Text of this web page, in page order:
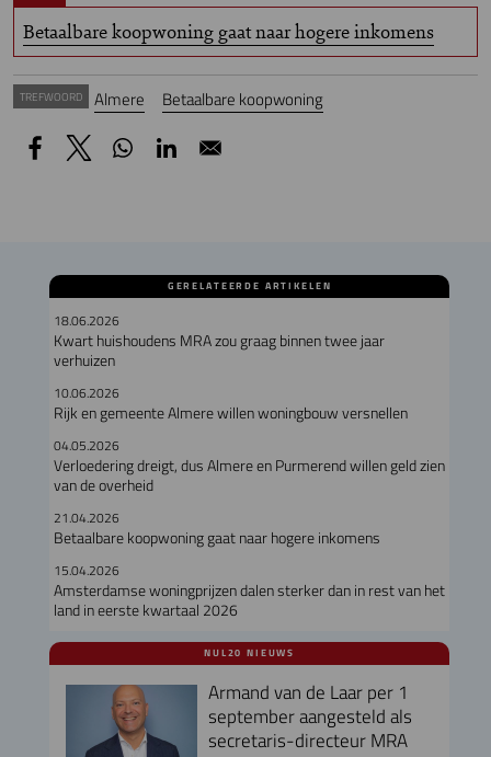
Betaalbare koopwoning gaat naar hogere inkomens
TREFWOORD Almere Betaalbare koopwoning
GERELATEERDE ARTIKELEN
18.06.2026
Kwart huishoudens MRA zou graag binnen twee jaar
verhuizen
10.06.2026
Rijk en gemeente Almere willen woningbouw versnellen
04.05.2026
Verloedering dreigt, dus Almere en Purmerend willen geld zien
van de overheid
21.04.2026
Betaalbare koopwoning gaat naar hogere inkomens
15.04.2026
Amsterdamse woningprijzen dalen sterker dan in rest van het
land in eerste kwartaal 2026
NUL20 NIEUWS
Armand van de Laar per 1
september aangesteld als
secretaris-directeur MRA